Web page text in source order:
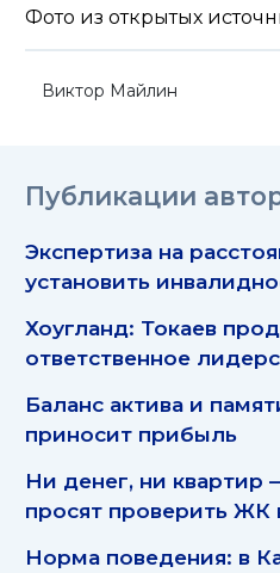
Фото из открытых
Виктор Майлин
Публикации
Экспертиза на
установить
Хоугланд: Токаев
ответственное
Баланс актива и
приносит прибыль
Ни денег, ни квартир
просят проверить ЖК
Норма поведения: в